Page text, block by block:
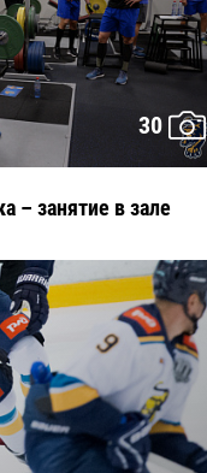
30
– занятие в зале